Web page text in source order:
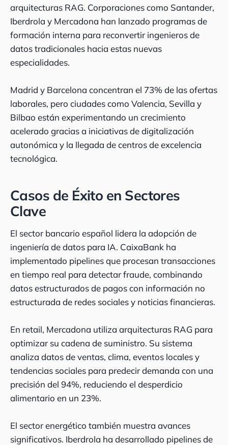
arquitecturas RAG. Corporaciones como Santander,
Iberdrola y Mercadona han lanzado programas de
formación interna para reconvertir ingenieros de
datos tradicionales hacia estas nuevas
especialidades.
Madrid y Barcelona concentran el 73% de las ofertas
laborales, pero ciudades como Valencia, Sevilla y
Bilbao están experimentando un crecimiento
acelerado gracias a iniciativas de digitalización
autonómica y la llegada de centros de excelencia
tecnológica.
Casos de Éxito en Sectores
Clave
El sector bancario español lidera la adopción de
ingeniería de datos para IA. CaixaBank ha
implementado pipelines que procesan transacciones
en tiempo real para detectar fraude, combinando
datos estructurados de pagos con información no
estructurada de redes sociales y noticias financieras.
En retail, Mercadona utiliza arquitecturas RAG para
optimizar su cadena de suministro. Su sistema
analiza datos de ventas, clima, eventos locales y
tendencias sociales para predecir demanda con una
precisión del 94%, reduciendo el desperdicio
alimentario en un 23%.
El sector energético también muestra avances
significativos. Iberdrola ha desarrollado pipelines de